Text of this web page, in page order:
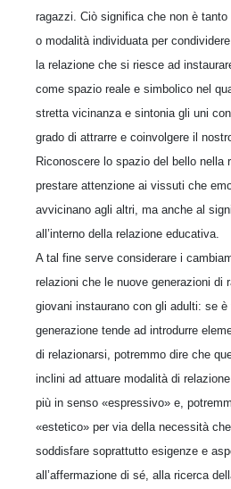
ragazzi. Ciò significa che non è
o modalità individuata per
la relazione che si riesce ad
come spazio reale e simbolico nel
stretta vicinanza e sintonia gli uni
grado di attrarre e coinvolgere il
Riconoscere lo spazio del bello nella
prestare attenzione ai vissuti che
avvicinano agli altri, ma anche al
all’interno della relazione educativa.
A tal fine serve considerare i
relazioni che le nuove generazioni di
giovani instaurano con gli adulti: se è
generazione tende ad introdurre
di relazionarsi, potremmo dire che
inclini ad attuare modalità di
più in senso «espressivo» e,
«estetico» per via della necessità
soddisfare soprattutto esigenze e
all’affermazione di sé, alla ricerca